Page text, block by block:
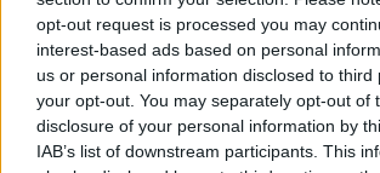
opt-out request is processed you may
interest-based ads based on personal
us or personal information disclosed to third
your opt-out. You may separately opt-out of
disclosure of your personal information by
IAB’s list of downstream participants. This
ORUE 18·05·2016 14:37
Ευχομαι να βρεθεί το ζωάκι σας,
ζούμε η αγάπη τους ειναι πιο